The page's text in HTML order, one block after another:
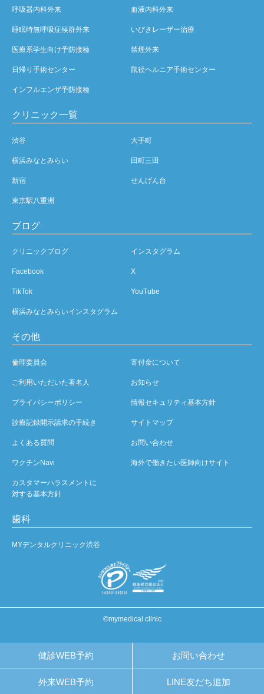
健診WEB予約 お問い合わせ
外来WEB予約 LINE友だち追加
呼吸器内科外来 血液内科外来
睡眠時無呼吸症候群外来 いびきレーザー治療
医療系学生向け予防接種 禁煙外来
日帰り手術センター 鼠径ヘルニア手術センター
インフルエンザ予防接種
クリニック一覧
渋谷 大手町
横浜みなとみらい 田町三田
新宿 せんげん台
東京駅八重洲
ブログ
クリニックブログ インスタグラム
Facebook X
TikTok YouTube
横浜みなとみらいインスタグラム
その他
倫理委員会 寄付金について
ご利用いただいた著名人 お知らせ
プライバシーポリシー 情報セキュリティ基本方針
診療記録開示請求の手続き サイトマップ
よくある質問 お問い合わせ
ワクチンNavi 海外で働きたい医師向けサイト
カスタマーハラスメントに
対する基本方針
歯科
MYデンタルクリニック渋谷
©mymedical clinic